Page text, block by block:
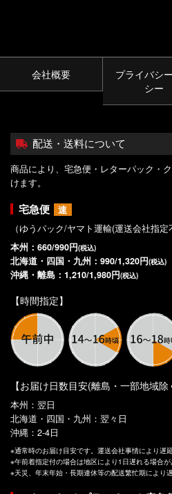
会社概要
プライバシ
シー
配送・送料について
商品により、宅急便・レターパック・
けます。
宅急便
速
（ゆうパック/ヤマト運輸(運送会社指定
本州：660/990円(税込)
北海道・四国・九州：990/1,320円(税込)
沖縄・離島：1,210/1,980円(税込)
【時間指定】
【お届け日数目安(離島・一部地域除
本州：翌日
北海道・四国・九州：翌々日
沖縄：2-4日
※通常時のお届け目安です。運送会社事情により遅
※午前着指定付の場合は地区により1日遅れる場合が
※天災、年末年始・長期連休等の配送繁忙期により